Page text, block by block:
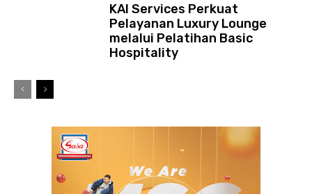
KAI Services Perkuat
Pelayanan Luxury Lounge
melalui Pelatihan Basic
Hospitality